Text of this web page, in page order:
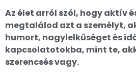
Az élet arról szól, hogy aktív
megtalálod azt a személyt,
humort, nagylelkűséget és
kapcsolatotokba, mint te,
szerencsés vagy.